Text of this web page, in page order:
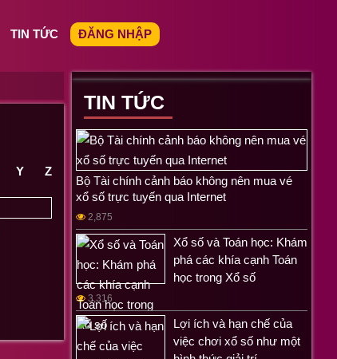
TIN TỨC ĐĂNG NHẬP
Y Z
TIN TỨC
Bộ Tài chính cảnh báo không nên mua vé
xổ số trực tuyến qua Internet
2,875
Xổ số và Toán học: Khám
phá các khía cạnh Toán
học trong Xổ số
3,316
Lợi ích và hạn chế của
việc chơi xổ số như một